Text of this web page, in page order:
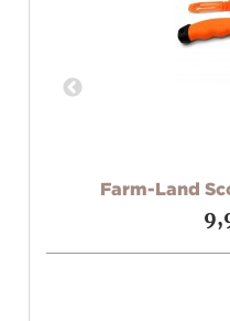
Farm-Land